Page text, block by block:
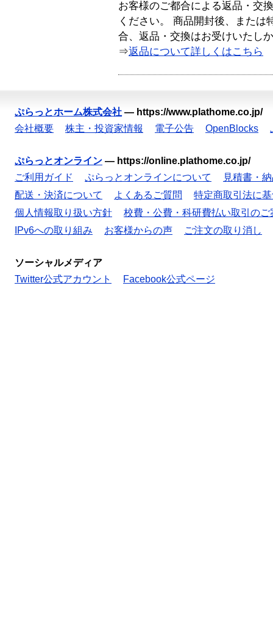
お客様のご都合による返品・交
ください。 商品開封後、または
合、返品・交換はお受けいたし
⇒返品について詳しくはこちら
ぷらっとホーム株式会社 — https://www.plathome.co.jp/
会社概要
株主・投資家情報 電子公告 OpenBlocks
ぷらっとオンライン — https://online.plathome.co.jp/
ご利用ガイド
ぷらっとオンラインについて
見積書・
配送・決済について
よくあるご質問
特定商取引法に
個人情報取り扱い方針
校費・公費・科研費払い取引のご
IPv6への取り組み
お客様からの声 ご注文の取り消し
ソーシャルメディア
Twitter公式アカウント
Facebook公式ページ